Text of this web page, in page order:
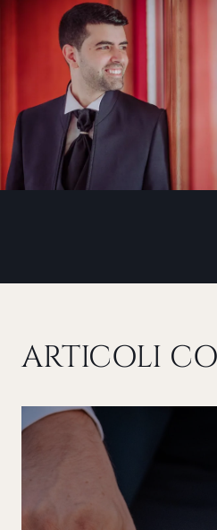
ARTICOLI